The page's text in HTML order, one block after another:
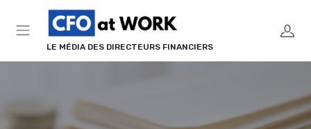
LE MÉDIA DES DIRECTEURS FINANCIERS
Panneau de gestion des cookies